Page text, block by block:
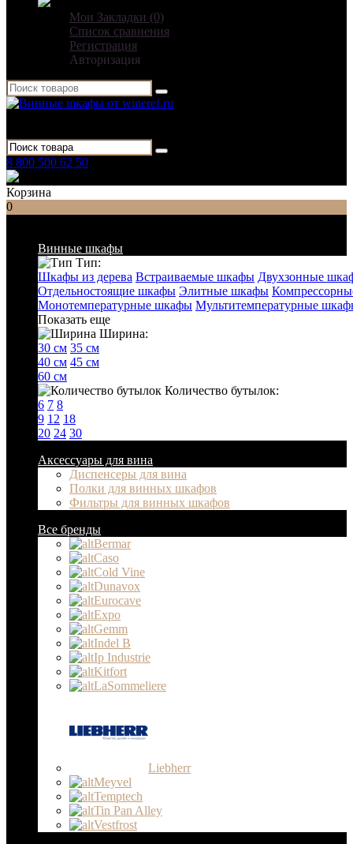
Мои Закладки (0)
Список сравнения
Регистрация
Авторизация
8 800 500 62 50
Корзина
0
Винные шкафы
Тип:
Шкафы из дерева Встраиваемые шкафы Двухзонные
Отдельностоящие шкафы Элитные шкафы
Монотемпературные шкафы Мультитемпературные
Показать еще
Ширина:
30 см 35 см
40 см 45 см
60 см
Количество бутылок:
6 7 8
9 12 18
20 24 30
Аксессуары для вина
Диспенсеры для вина
Полки для винных шкафов
Фильтры для винных шкафов
Все бренды
Bermar
Caso
Cold Vine
Dunavox
Eurocave
Expo
Gemm
Indel B
Ip Industrie
Kitfort
LaSommeliere
Liebherr
Meyvel
Temptech
Tin Pan Alley
Vestfrost